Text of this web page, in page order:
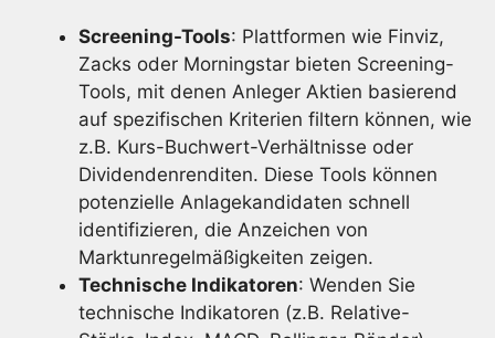
Screening-Tools: Plattformen wie Finviz,
Zacks oder Morningstar bieten Screening-
Tools, mit denen Anleger Aktien basierend
auf spezifischen Kriterien filtern können, wie
z.B. Kurs-Buchwert-Verhältnisse oder
Dividendenrenditen. Diese Tools können
potenzielle Anlagekandidaten schnell
identifizieren, die Anzeichen von
Marktunregelmäßigkeiten zeigen.
Technische Indikatoren: Wenden Sie
technische Indikatoren (z.B. Relative-